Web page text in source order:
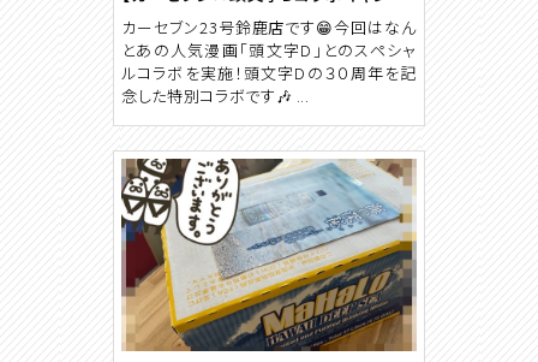
カーセブン23号鈴鹿店です😁今回はなん
とあの人気漫画「頭文字D」とのスペシャ
ルコラボを実施！頭文字Dの３０周年を記
念した特別コラボです🎶 ...